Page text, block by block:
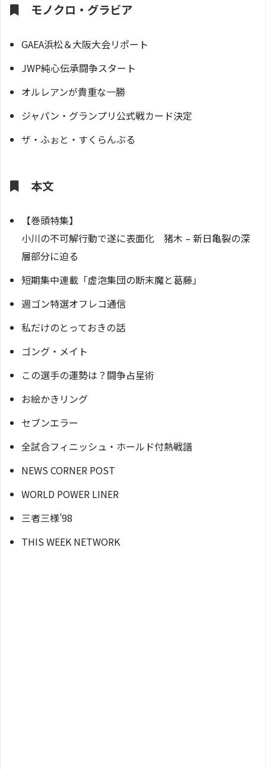
モノクロ・グラビア
GAEA浜松＆大阪大会リポート
JWP純心伝承闘争スタート
オルレアンが貴重な一勝
ジャパン・グランプリ公式戦カード決定
ザ・ふぉと・すくらんぶる
本文
【巻頭特集】
小川の不可解行動で遂に表面化 猪木 – 新日亀裂の深
層部分に迫る
短期集中連載「虚泡集団の断末魔と葛藤」
週ゴン特選オフレコ通信
私だけのとっておきの話
ゴング・メイト
この選手の運勢は？闘争占星術
お絵かきリング
セブンエラー
全試合フィニッシュ・ホールド付熱戦譜
NEWS CORNER POST
WORLD POWER LINER
三者三様’98
THIS WEEK NETWORK